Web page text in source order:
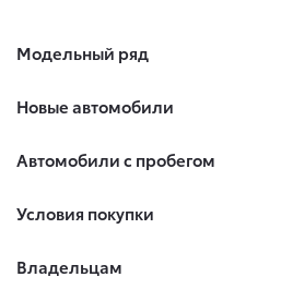
Модельный ряд
Новые автомобили
Автомобили с пробегом
Условия покупки
Владельцам